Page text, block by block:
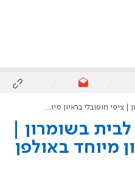
בראיון מיוחד באולפן ערוץ 7
בשומרון |
מיוחד באולפן